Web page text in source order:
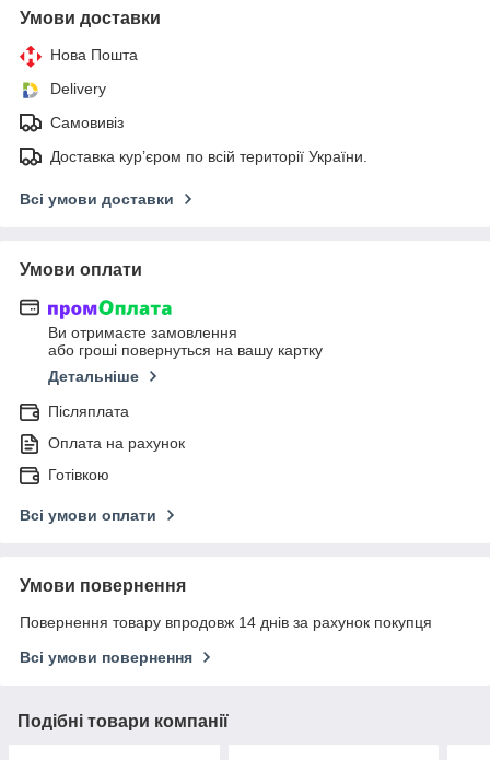
Умови доставки
Нова Пошта
Delivery
Самовивіз
Доставка кур’єром по всій території України.
Всі умови доставки
Умови оплати
Ви отримаєте замовлення
або гроші повернуться на вашу картку
Детальніше
Післяплата
Оплата на рахунок
Готівкою
Всі умови оплати
Умови повернення
Повернення товару впродовж 14 днів за рахунок покупця
Всі умови повернення
Подібні товари компанії